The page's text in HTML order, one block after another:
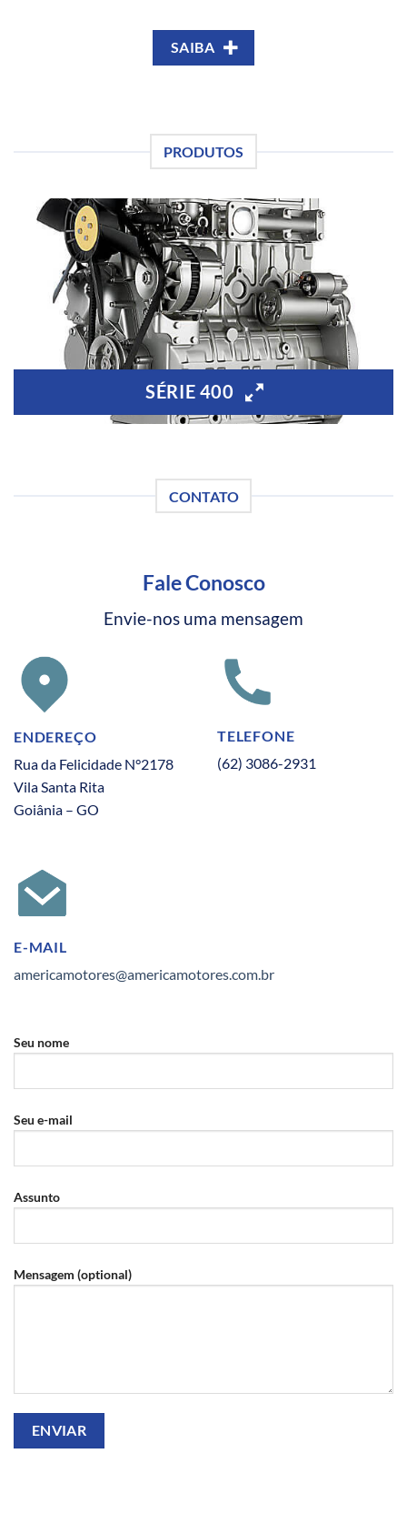
SAIBA
PRODUTOS
SÉRIE 400
CONTATO
Fale Conosco
Envie-nos uma mensagem
ENDEREÇO
Rua da Felicidade N°2178
Vila Santa Rita
Goiânia – GO
TELEFONE
(62) 3086-2931
E-MAIL
americamotores@americamotores.com.br
Seu nome
Seu e-mail
Assunto
Mensagem (optional)